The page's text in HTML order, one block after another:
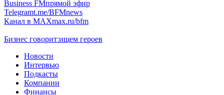
Business FMпрямой эфир
Telegramt.me/BFMnews
Канал в MAXmax.ru/bfm
Бизнес говорит:ищем героев
Новости
Интервью
Подкасты
Компании
Финансы